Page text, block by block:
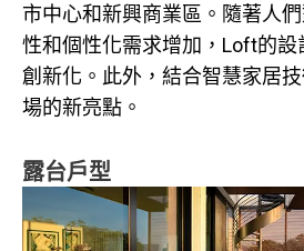
市中心和新興商業區。隨著人
性和個性化需求增加，Loft的設
創新化。此外，結合智慧家居
場的新亮點。
露台戶型